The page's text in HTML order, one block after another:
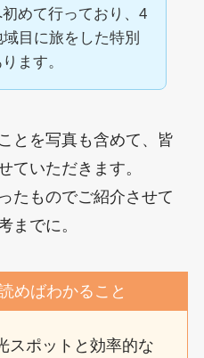
めて行っており、4
目に旅をした特別
ます。
とを写真も含めて、皆
ていただきます。
たものでご紹介させて
までに。
めばわかること
スポットと効率的な